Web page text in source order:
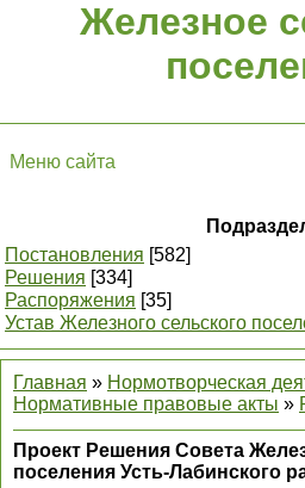
Железное
Меню сайта
Постановления [582]
Решения [334]
Распоряжения [35]
Устав Железного сельского
Главная » Нормотворческая
Нормативные правовые акты »
Проект Решения Совета
поселения Усть-Лабинского